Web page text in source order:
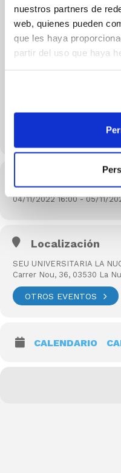
nuestros partners de
web, quienes pueden
que les haya
partir del uso que haya
04/11/2022 16:00 - 05/11/
Localización
SEU UNIVERSITARIA LA
Carrer Nou, 36, 03530 La
OTROS EVENTOS
CALENDARIO